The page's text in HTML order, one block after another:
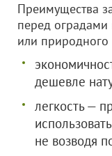
Преимущества
перед оградами
или
дешевле
легкость —
не возводя